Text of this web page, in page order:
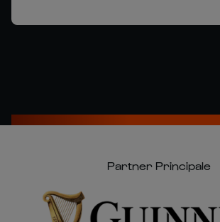
Partner Principale